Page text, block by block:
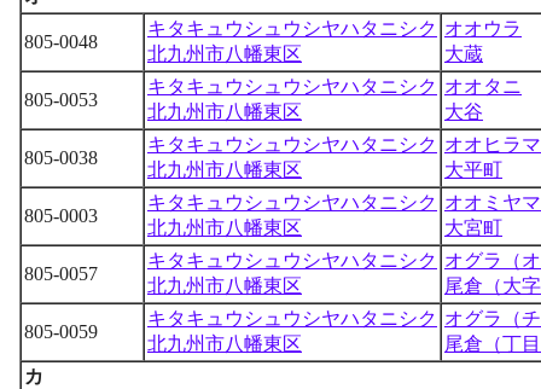
805-0048
キタキュウシュウシヤハタニシク
北九州市八幡東区
オオウラ
大蔵
805-0053
キタキュウシュウシヤハタニシク
北九州市八幡東区
オオタニ
大谷
805-0038
キタキュウシュウシヤハタニシク
北九州市八幡東区
オオヒラ
大平町
805-0003
キタキュウシュウシヤハタニシク
北九州市八幡東区
オオミヤ
大宮町
805-0057
キタキュウシュウシヤハタニシク
北九州市八幡東区
オグラ（
尾倉（大
805-0059
キタキュウシュウシヤハタニシク
北九州市八幡東区
オグラ（
尾倉（丁
カ